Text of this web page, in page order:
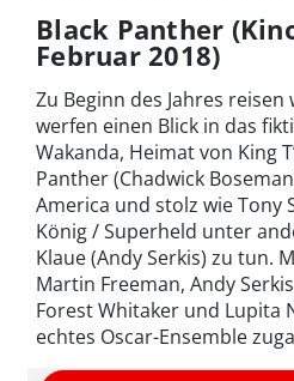
Black Panther
Februar 2018)
Zu Beginn des Jahres
werfen einen Blick in das
Wakanda, Heimat von King
Panther (Chadwick
America und stolz wie Tony
König / Superheld unter
Klaue (Andy Serkis) zu tun.
Martin Freeman, Andy
Forest Whitaker und Lupita
echtes Oscar-Ensemble